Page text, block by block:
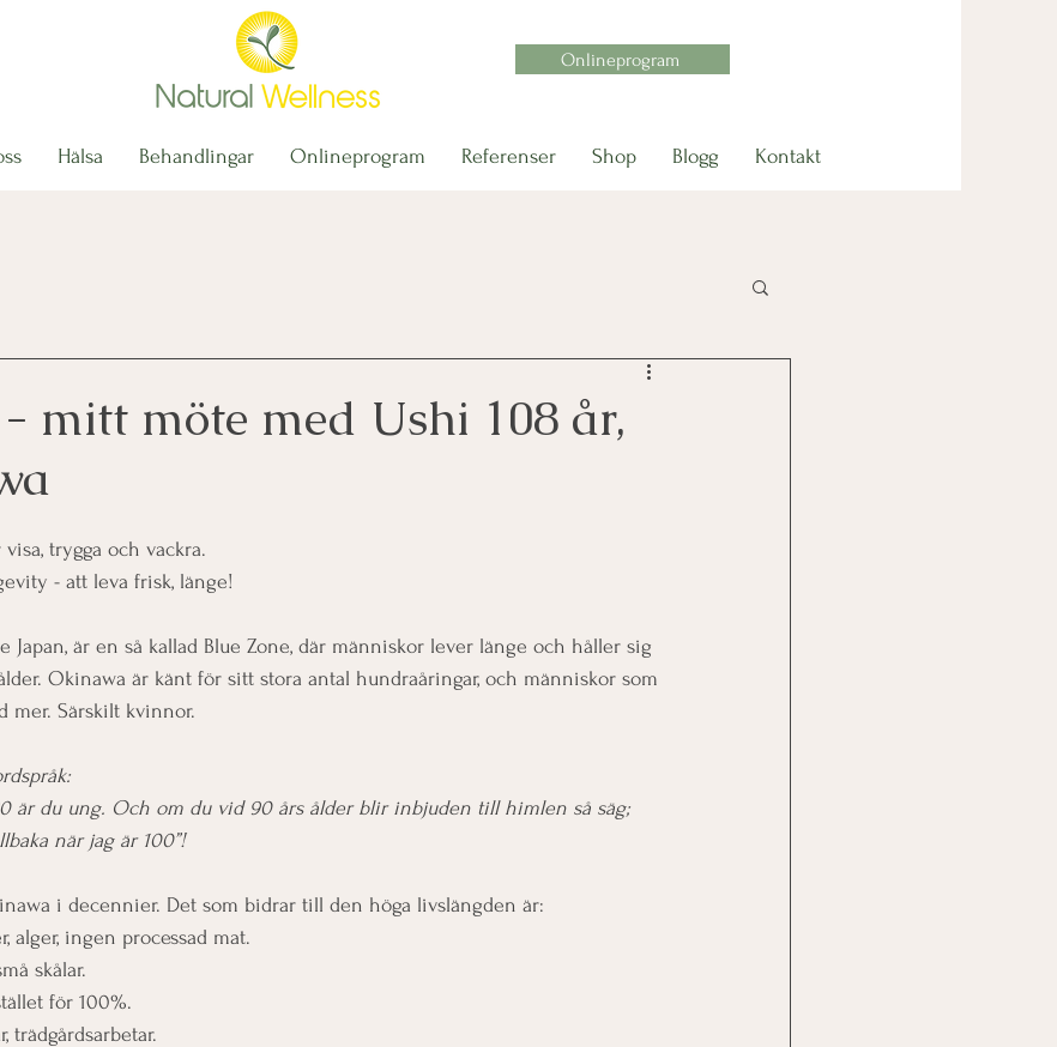
Onlineprogram
Hälsa Behandlingar Onlineprogram Referenser Shop Blogg Kontakt
mitt möte med Ushi 108 år,
trygga och vackra.
- att leva frisk, länge!
Japan, är en så kallad Blue Zone, där människor lever länge och håller sig
Okinawa är känt för sitt stora antal hundraåringar, och människor som
mer. Särskilt kvinnor.
är du ung. Och om du vid 90 års ålder blir inbjuden till himlen så säg;
när jag är 100”!
i decennier. Det som bidrar till den höga livslängden är:
alger, ingen processad mat.
skålar.
för 100%.
trädgårdsarbetar.